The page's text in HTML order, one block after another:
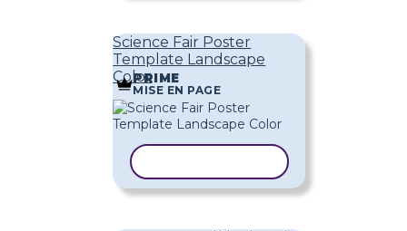
Science Fair Poster
Template Landscape
ColorPRIME
MISE EN PAGE